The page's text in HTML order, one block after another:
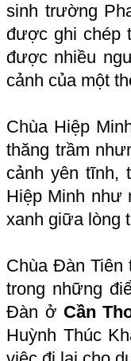
sinh trường
được ghi chép
được nhiều
cảnh của một
Chùa Hiệp
thăng trầm
cảnh yên tĩnh,
Hiệp Minh như
xanh giữa lòng
Chùa Đàn Tiên
trong những
Đàn ở Cần
Huỳnh Thúc